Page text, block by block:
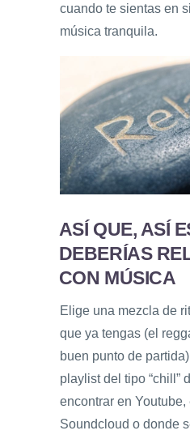
cuando te sientas en
música tranquila.
ASÍ QUE, ASÍ
DEBERÍAS
CON MÚSICA
Elige una mezcla de
que ya tengas (el
buen punto de
playlist del tipo “chill”
encontrar en Youtube,
Soundcloud o donde